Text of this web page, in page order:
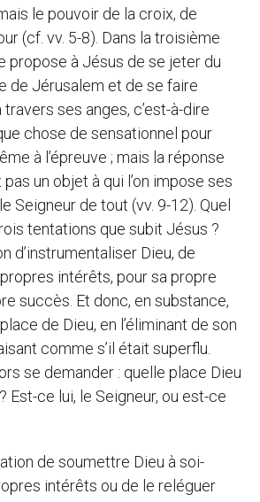
le pouvoir de la croix, de
(cf. vv. 5-8). Dans la troisième
propose à Jésus de se jeter du
de Jérusalem et de se faire
travers ses anges, c’est-à-dire
chose de sensationnel pour
à l’épreuve ; mais la réponse
pas un objet à qui l’on impose ses
Seigneur de tout (vv. 9-12). Quel
tentations que subit Jésus ?
d’instrumentaliser Dieu, de
intérêts, pour sa propre
succès. Et donc, en substance,
de Dieu, en l’éliminant de son
comme s’il était superflu.
se demander : quelle place Dieu
Est-ce lui, le Seigneur, ou est-ce
de soumettre Dieu à soi-
intérêts ou de le reléguer